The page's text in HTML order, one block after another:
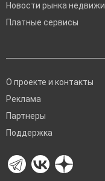
Новости рынка
Платные сервисы
О проекте и контакты
Реклама
Партнеры
Поддержка